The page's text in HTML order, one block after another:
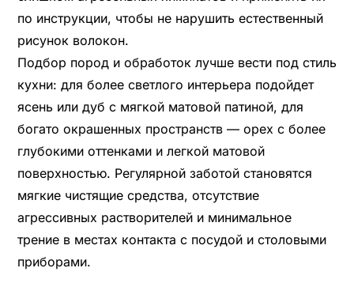
по инструкции, чтобы не нарушить естественный
рисунок волокон.
Подбор пород и обработок лучше вести под стиль
кухни: для более светлого интерьера подойдет
ясень или дуб с мягкой матовой патиной, для
богато окрашенных пространств — орех с более
глубокими оттенками и легкой матовой
поверхностью. Регулярной заботой становятся
мягкие чистящие средства, отсутствие
агрессивных растворителей и минимальное
трение в местах контакта с посудой и столовыми
приборами.